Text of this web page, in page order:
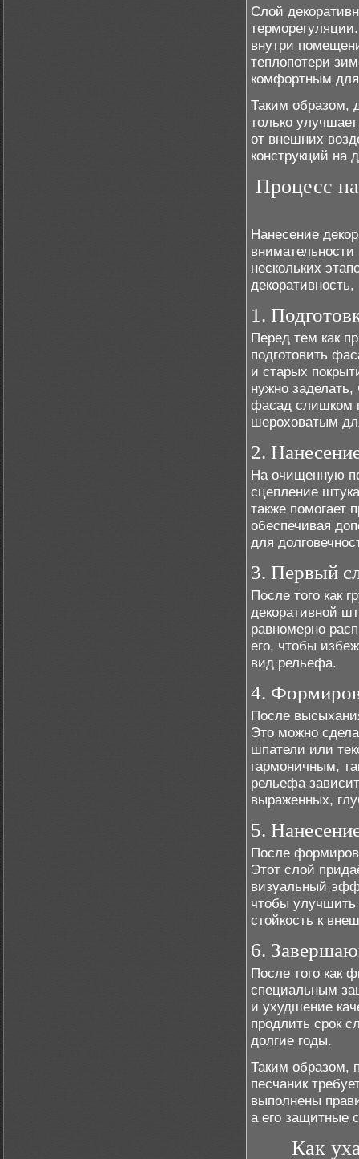
Слой
внутри
теплопотери
комфортным
Таким образом,
только
от внешних
конструкций на
Процесс
Нанесение
нескольких
1.
Перед тем как
подготовить
и старых
нужно
фасад слишком
шероховатым
2.
На очищенную
сцепление
также помогает
обеспечивая
для
3. Первый
После того как
декоративной
равномерно
его, чтобы
вид рельефа.
4.
После
Это можно
шпатели или
гармоничным,
рельефа
выраженных,
5.
После
Этот слой
визуальный
чтобы улучшить
стойкость к
6.
После того как
специальным
и ухудшение
продлить срок
долгие годы.
Таким образом,
песчаник
выполнены
а его защитные
Как